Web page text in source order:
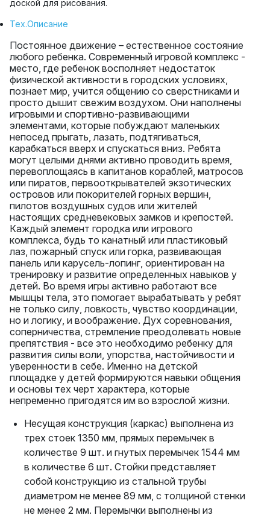
доской для рисования.
Тех.Описание
Постоянное движение – естественное состояние
любого ребенка. Современный игровой комплекс -
место, где ребенок восполняет недостаток
физической активности в городских условиях,
познает мир, учится общению со сверстниками и
просто дышит свежим воздухом. Они наполнены
игровыми и спортивно-развивающими
элементами, которые побуждают маленьких
непосед прыгать, лазать, подтягиваться,
карабкаться вверх и спускаться вниз. Ребята
могут целыми днями активно проводить время,
перевоплощаясь в капитанов кораблей, матросов
или пиратов, первооткрывателей экзотических
островов или покорителей горных вершин,
пилотов воздушных судов или жителей
настоящих средневековых замков и крепостей.
Каждый элемент городка или игрового
комплекса, будь то канатный или пластиковый
лаз, пожарный спуск или горка, развивающая
панель или карусель-лопинг, ориентирован на
тренировку и развитие определенных навыков у
детей. Во время игры активно работают все
мышцы тела, это помогает вырабатывать у ребят
не только силу, ловкость, чувство координации,
но и логику, и воображение. Дух соревнования,
соперничества, стремление преодолевать новые
препятствия - все это необходимо ребенку для
развития силы воли, упорства, настойчивости и
уверенности в себе. Именно на детской
площадке у детей формируются навыки общения
и основы тех черт характера, которые
непременно пригодятся им во взрослой жизни.
Несущая конструкция (каркас) выполнена из
трех стоек 1350 мм, прямых перемычек в
количестве 9 шт. и гнутых перемычек 1544 мм
в количестве 6 шт. Стойки представляет
собой конструкцию из стальной трубы
диаметром не менее 89 мм, с толщиной стенки
не менее 2 мм. Перемычки выполнены из